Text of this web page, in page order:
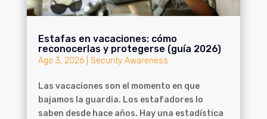
Estafas en vacaciones: cómo
reconocerlas y protegerse (guía 2026)
Ago 3, 2026| Security Awareness
Las vacaciones son el momento en que
bajamos la guardia. Los estafadores lo
saben desde hace años. Hay una estadística